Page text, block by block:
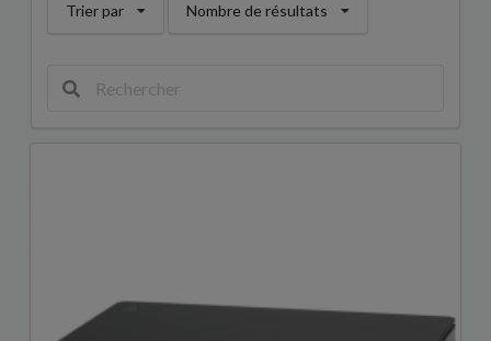
Trier par Nombre de résultats